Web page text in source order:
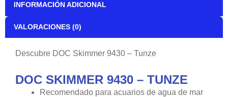
INFORMACIÓN ADICIONAL
VALORACIONES (0)
Descubre DOC Skimmer 9430 – Tunze
DOC SKIMMER 9430 – TUNZE
Recomendado para acuarios de agua de mar